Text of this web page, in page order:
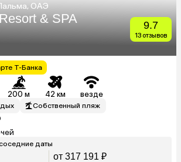
ОАЭ
& SPA
9.7
13 отзывов
Т-Банка
200 м 42 км везде
Собственный пляж
даты
от 317 191 ₽